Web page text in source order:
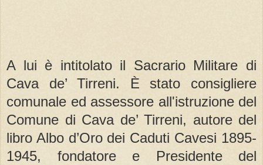
A lui è intitolato il Sacrario Militare di
Cava de’ Tirreni. È stato consigliere
comunale ed assessore all'istruzione del
Comune di Cava de’ Tirreni, autore del
libro Albo d’Oro dei Caduti Cavesi 1895-
1945, fondatore e Presidente del